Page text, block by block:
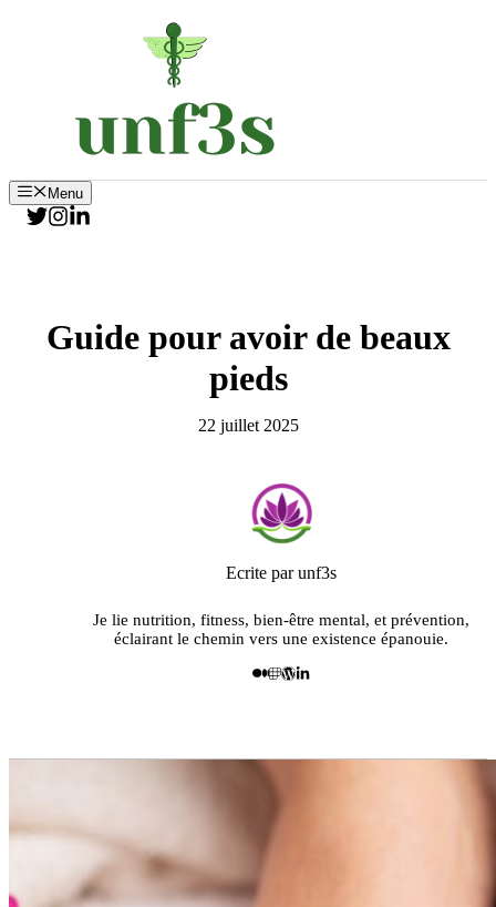
Menu
Guide pour avoir de beaux
pieds
22 juillet 2025
Ecrite par unf3s
Je lie nutrition, fitness, bien-être mental, et prévention,
éclairant le chemin vers une existence épanouie.